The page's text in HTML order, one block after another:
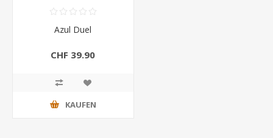
Azul Duel
CHF 39.90
KAUFEN